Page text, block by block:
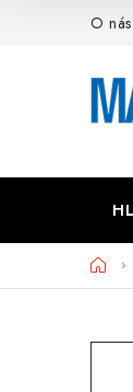
O nás